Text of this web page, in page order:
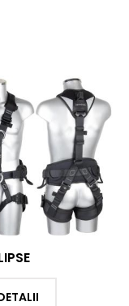
V86 EQUINOX
VEZI DETALII